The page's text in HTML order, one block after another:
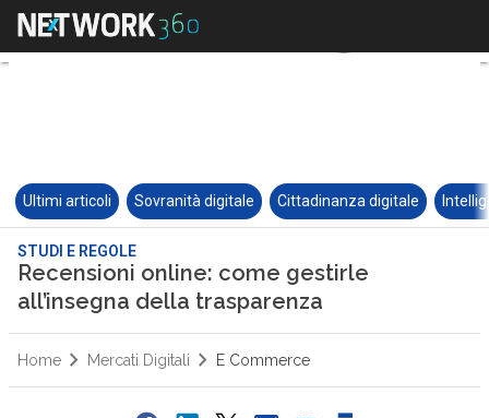
Ultimi articoli Sovranità digitale Cittadinanza digitale
STUDI E REGOLE
Recensioni online: come gestirle
all’insegna della trasparenza
Home Mercati Digitali E Commerce